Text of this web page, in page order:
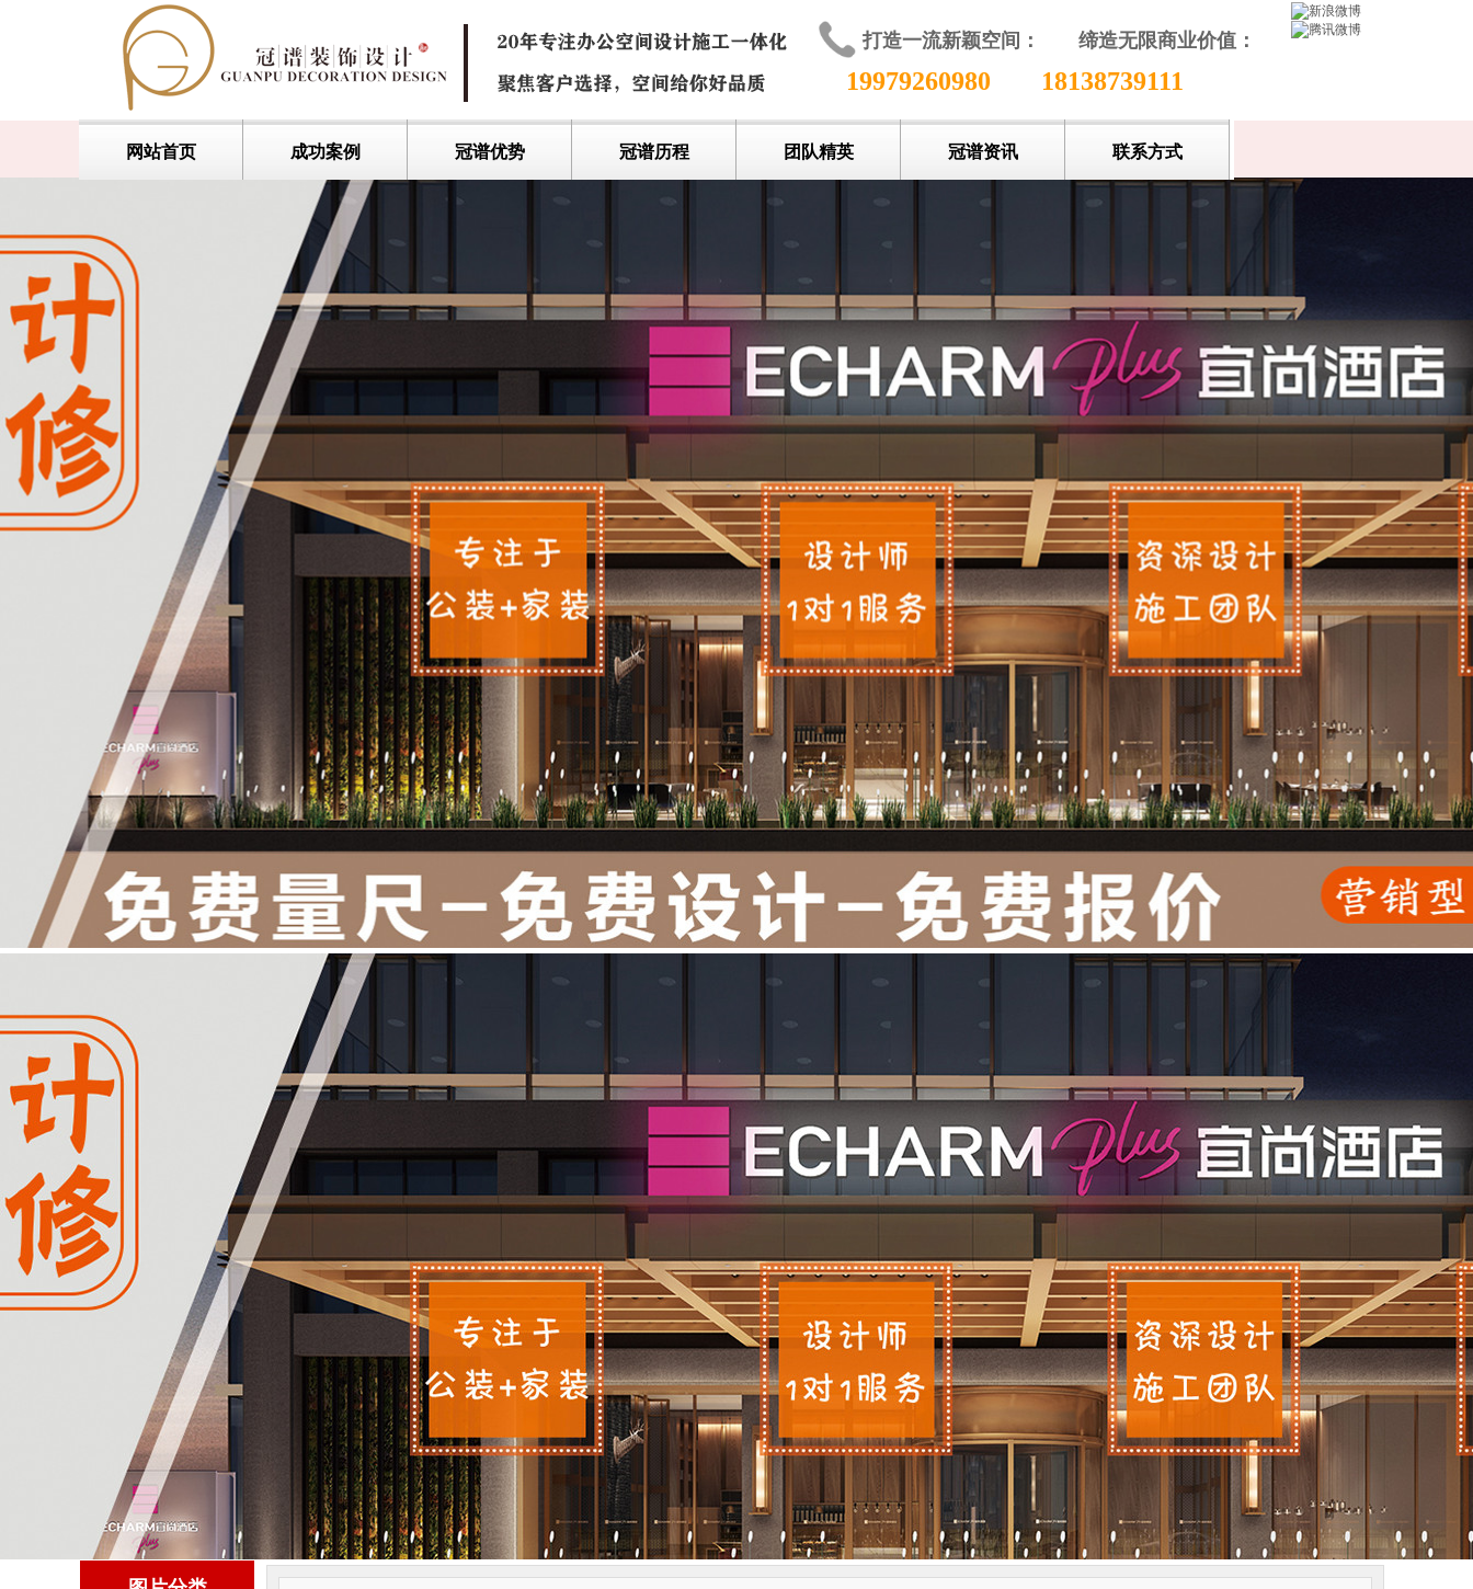
打造一流新颖空间： 缔造无限商业价值 ：
19979260980 18138739111
网站首页 成功案例 冠谱优势 冠谱历程 团队精英 冠谱资讯 联系方式